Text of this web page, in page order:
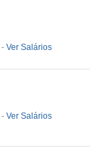
- Ver Salários
- Ver Salários